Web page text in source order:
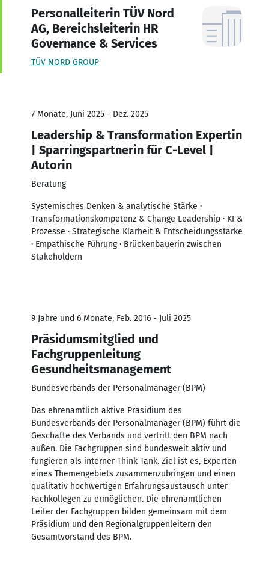
Personalleiterin TÜV Nord
AG, Bereichsleiterin HR
Governance & Services
TÜV NORD GROUP
7 Monate, Juni 2025 - Dez. 2025
Leadership & Transformation Expertin
| Sparringspartnerin für C-Level |
Autorin
Beratung
Systemisches Denken & analytische Stärke ·
Transformationskompetenz & Change Leadership · KI &
Prozesse · Strategische Klarheit & Entscheidungsstärke
· Empathische Führung · Brückenbauerin zwischen
Stakeholdern
9 Jahre und 6 Monate, Feb. 2016 - Juli 2025
Präsidumsmitglied und
Fachgruppenleitung
Gesundheitsmanagement
Bundesverbands der Personalmanager (BPM)
Das ehrenamtlich aktive Präsidium des
Bundesverbands der Personalmanager (BPM) führt die
Geschäfte des Verbands und vertritt den BPM nach
außen. Die Fachgruppen sind bundesweit aktiv und
fungieren als interner Think Tank. Ziel ist es, Experten
eines Themengebiets zusammenzubringen und einen
qualitativ hochwertigen Erfahrungsaustausch unter
Fachkollegen zu ermöglichen. Die ehrenamtlichen
Leiter der Fachgruppen bilden gemeinsam mit dem
Präsidium und den Regionalgruppenleitern den
Gesamtvorstand des BPM.